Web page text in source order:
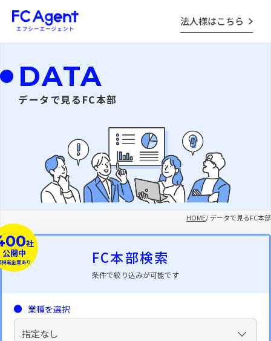
法人様はこちら
DATA
データで見るFC本部
HOME/ データで見るFC本部
社
公開中
掲載企業あり FC本部検索
条件で絞り込みが可能です
業種を選択